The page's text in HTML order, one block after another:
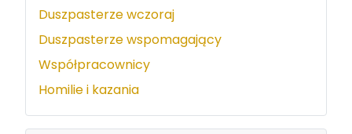
Duszpasterze wczoraj
Duszpasterze wspomagający
Współpracownicy
Homilie i kazania